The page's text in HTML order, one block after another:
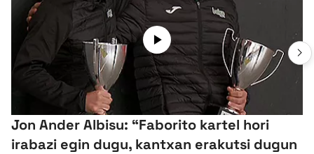
Jon Ander Albisu: “Faborito kartel hori
irabazi egin dugu, kantxan erakutsi dugun